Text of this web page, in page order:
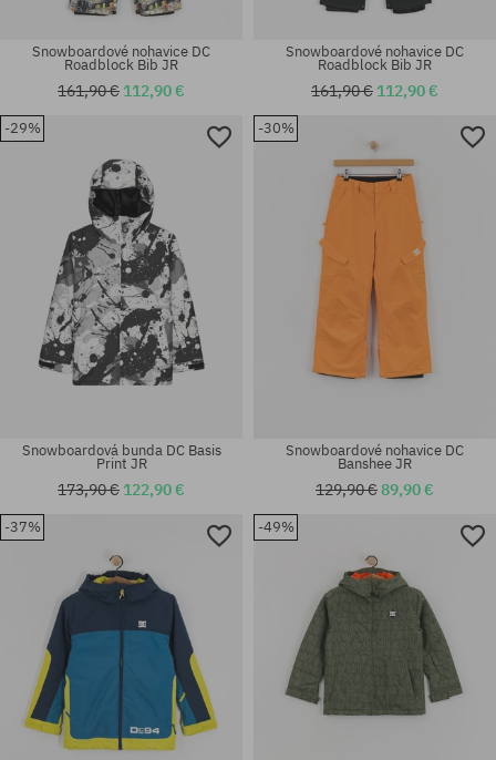
Dostupné veľkosti:
Snowboardové nohavice DC
Roadblock Bib JR
161,90 € 112,90 €
Dostupné veľkosti:
Snowboardové nohavice DC
Roadblock Bib JR
161,90 € 112,90 €
-29%
Snowboardová bunda DC Basis
Print JR
173,90 € 122,90 €
-30%
Snowboardové nohavice DC
Banshee JR
129,90 €89,90 €
-37% -49%